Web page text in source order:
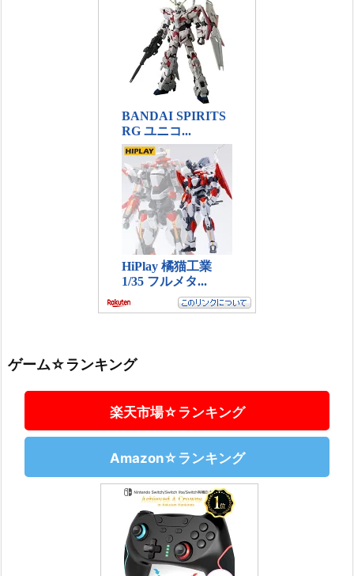
ゲーム☆ランキング
楽天市場☆ランキング
Amazon☆ランキング